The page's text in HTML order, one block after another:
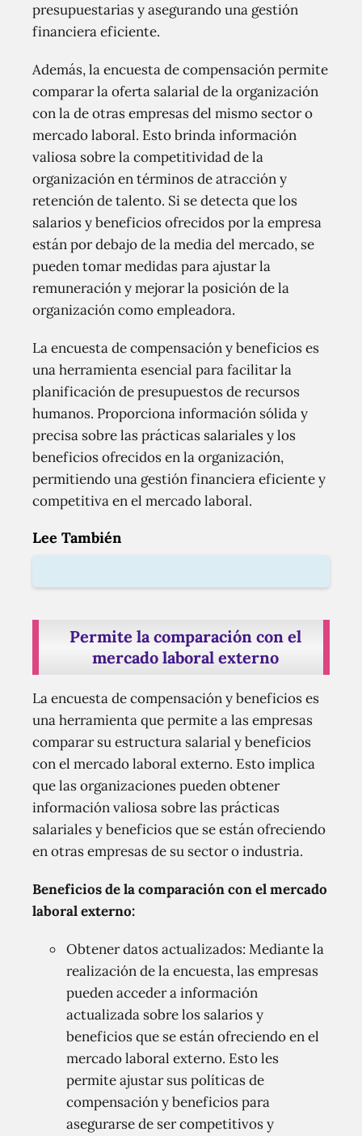
presupuestarias y asegurando una gestión
financiera eficiente.
Además, la encuesta de compensación permite
comparar la oferta salarial de la organización
con la de otras empresas del mismo sector o
mercado laboral. Esto brinda información
valiosa sobre la competitividad de la
organización en términos de atracción y
retención de talento. Si se detecta que los
salarios y beneficios ofrecidos por la empresa
están por debajo de la media del mercado, se
pueden tomar medidas para ajustar la
remuneración y mejorar la posición de la
organización como empleadora.
La encuesta de compensación y beneficios es
una herramienta esencial para facilitar la
planificación de presupuestos de recursos
humanos. Proporciona información sólida y
precisa sobre las prácticas salariales y los
beneficios ofrecidos en la organización,
permitiendo una gestión financiera eficiente y
competitiva en el mercado laboral.
Lee También
Permite la comparación con el
mercado laboral externo
La encuesta de compensación y beneficios es
una herramienta que permite a las empresas
comparar su estructura salarial y beneficios
con el mercado laboral externo. Esto implica
que las organizaciones pueden obtener
información valiosa sobre las prácticas
salariales y beneficios que se están ofreciendo
en otras empresas de su sector o industria.
Beneficios de la comparación con el mercado
laboral externo:
Obtener datos actualizados: Mediante la
realización de la encuesta, las empresas
pueden acceder a información
actualizada sobre los salarios y
beneficios que se están ofreciendo en el
mercado laboral externo. Esto les
permite ajustar sus políticas de
compensación y beneficios para
asegurarse de ser competitivos y